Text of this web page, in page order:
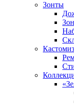
Зонты